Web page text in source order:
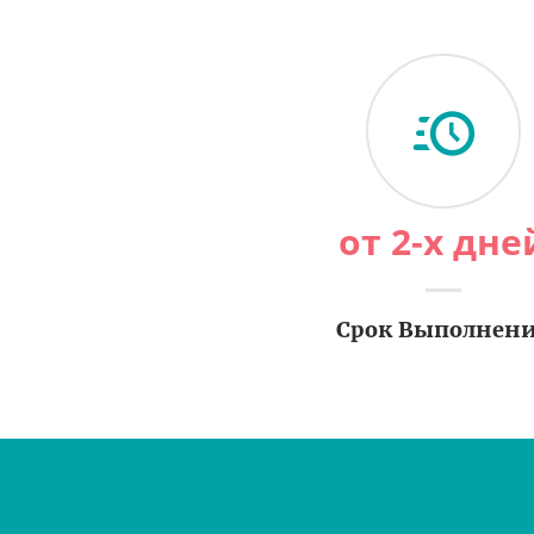
от 2-х
Срок